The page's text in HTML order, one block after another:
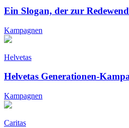
Ein Slogan, der zur
Kampagnen
Helvetas
Helvetas Generationen-
Kampagnen
Caritas